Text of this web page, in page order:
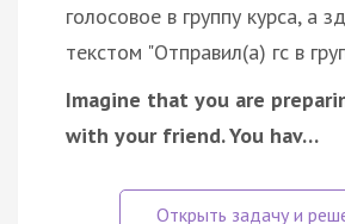
голосовое в группу курса, а
текстом "Отправил(а) гс в
Imagine that you are
with your friend. You hav…